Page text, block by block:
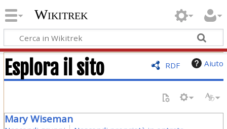
Wikitrek
RDF Aiuto
Esplora il sito
Mary Wiseman